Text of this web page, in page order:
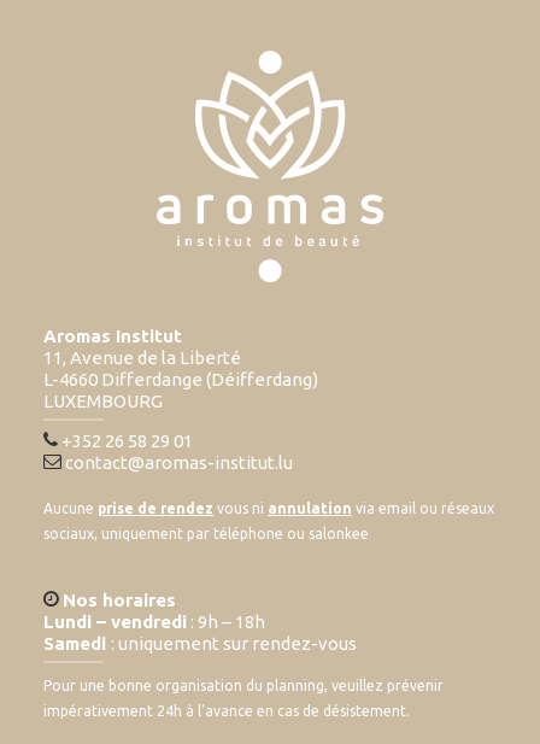
Aromas Institut
11, Avenue de la Liberté
L-4660 Differdange (Déifferdang)
LUXEMBOURG
+352 26 58 29 01
contact@aromas-institut.lu
Aucune prise de rendez vous ni annulation via email ou réseaux
sociaux, uniquement par téléphone ou salonkee
Nos horaires
Lundi – vendredi : 9h – 18h
Samedi : uniquement sur rendez-vous
Pour une bonne organisation du planning, veuillez prévenir
impérativement 24h à l’avance en cas de désistement.